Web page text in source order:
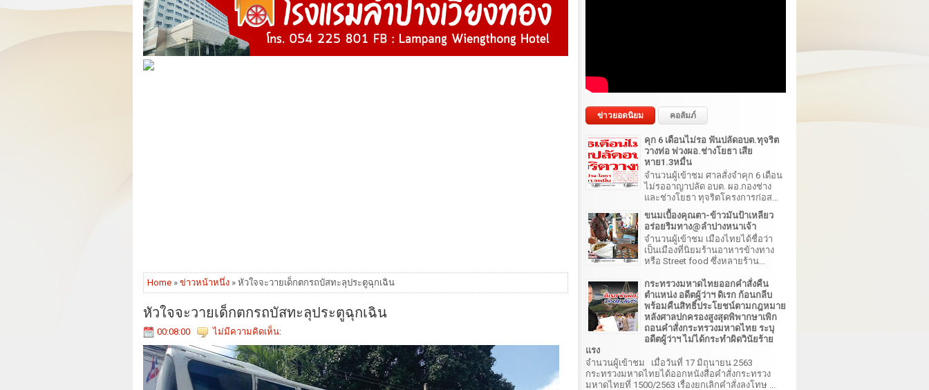
Home » ข่าวหน้าหนึ่ง » หัวใจจะวายเด็กตกรถบัสทะลุประตูฉุกเฉิน
หัวใจจะวายเด็กตกรถบัสทะลุประตูฉุกเฉิน
00:08:00 ไม่มีความคิดเห็น:
ข่าวยอดนิยม คอลัมภ์
คุก 6 เดือนไม่รอ ฟันปลัดอบต.ทุจริต
วางท่อ พ่วงผอ.ช่างโยธา เสีย
หาย1.3หมื่น
จำนวนผู้เข้าชม ศาลสั่งจำคุก 6 เดือน
ไม่รออาญาปลัด อบต. ผอ.กองช่าง
และช่างโยธา ทุจริตโครงการก่อส...
ขนมเบื้องคุณตา-ข้าวมันป้าเหลียว
อร่อยริมทาง@ลำปางหนาเจ้า
จำนวนผู้เข้าชม เมืองไทยได้ชื่อว่า
เป็นเมืองที่นิยมร้านอาหารข้างทาง
หรือ Street food ซึ่งหลายร้าน...
กระทรวงมหาดไทยออกคำสั่งคืน
ตำแหน่ง อดีตผู้ว่าฯ ดิเรก ก้อนกลีบ
พร้อมคืนสิทธิ์ประโยชน์ตามกฎหมาย
หลังศาลปกครองสูงสุดพิพากษาเพิก
ถอนคำสั่งกระทรวงมหาดไทย ระบุ
อดีตผู้ว่าฯ ไม่ได้กระทำผิดวินัยร้าย
แรง
จำนวนผู้เข้าชม เมื่อวันที่ 17 มิถุนายน 2563
กระทรวงมหาดไทยได้ออกหนังสือคำสั่งกระทรวง
มหาดไทยที่ 1500/2563 เรื่องยกเลิกคำสั่งลงโทษ ...